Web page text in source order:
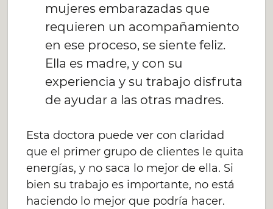
mujeres embarazadas que
requieren un acompañamiento
en ese proceso, se siente feliz.
Ella es madre, y con su
experiencia y su trabajo disfruta
de ayudar a las otras madres.
Esta doctora puede ver con claridad
que el primer grupo de clientes le quita
energías, y no saca lo mejor de ella. Si
bien su trabajo es importante, no está
haciendo lo mejor que podría hacer.